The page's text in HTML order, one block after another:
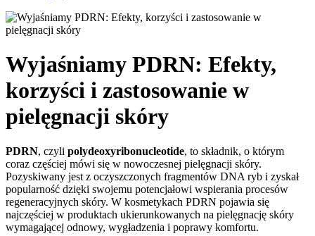
Wyjaśniamy PDRN: Efekty,
korzyści i zastosowanie w
pielęgnacji skóry
PDRN, czyli polydeoxyribonucleotide, to składnik, o którym
coraz częściej mówi się w nowoczesnej pielęgnacji skóry.
Pozyskiwany jest z oczyszczonych fragmentów DNA ryb i zyskał
popularność dzięki swojemu potencjałowi wspierania procesów
regeneracyjnych skóry. W kosmetykach PDRN pojawia się
najczęściej w produktach ukierunkowanych na pielęgnację skóry
wymagającej odnowy, wygładzenia i poprawy komfortu.